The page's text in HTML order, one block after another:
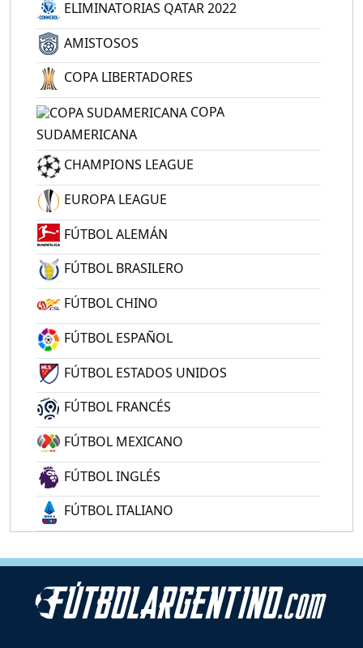
ELIMINATORIAS QATAR 2022
AMISTOSOS
COPA LIBERTADORES
COPA
SUDAMERICANA
CHAMPIONS LEAGUE
EUROPA LEAGUE
FÚTBOL ALEMÁN
FÚTBOL BRASILERO
FÚTBOL CHINO
FÚTBOL ESPAÑOL
FÚTBOL ESTADOS UNIDOS
FÚTBOL FRANCÉS
FÚTBOL MEXICANO
FÚTBOL INGLÉS
FÚTBOL ITALIANO